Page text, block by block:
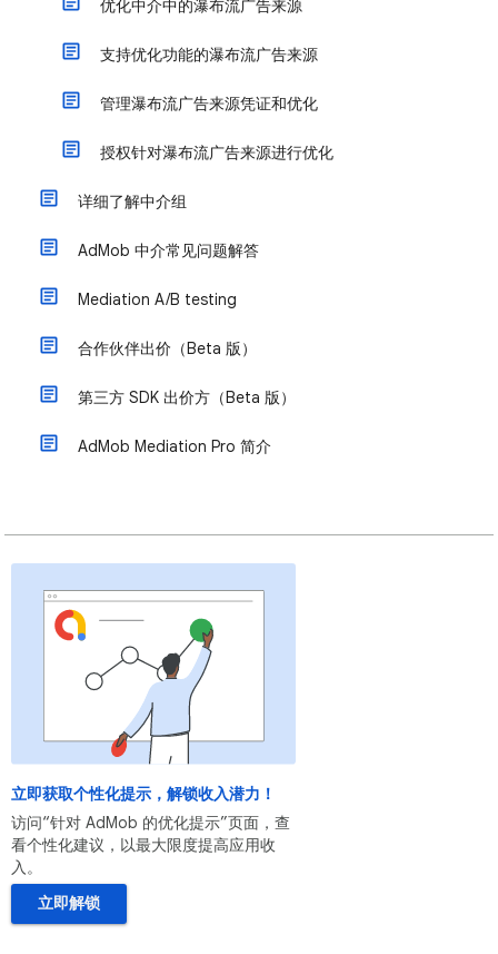
优化中介中的瀑布流广告来源
支持优化功能的瀑布流广告来源
管理瀑布流广告来源凭证和优化
授权针对瀑布流广告来源进行优化
详细了解中介组
AdMob 中介常见问题解答
Mediation A/B testing
合作伙伴出价（Beta 版）
第三方 SDK 出价方（Beta 版）
AdMob Mediation Pro 简介
立即获取个性化提示，解锁收入潜力！
访问“针对 AdMob 的优化提示”页面，查
看个性化建议，以最大限度提高应用收
入。
立即解锁